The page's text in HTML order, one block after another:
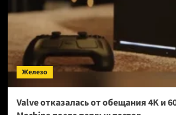
IMEI
—
подписан
новый
закон
Железо
Valve отказалась от обещания 4K и